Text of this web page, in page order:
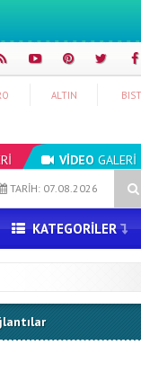
VİDEO GALERİ
ALTIN BIST
V6 Türkiye’de: İşte
TARİH: 07.08.2026
KATEGORILER